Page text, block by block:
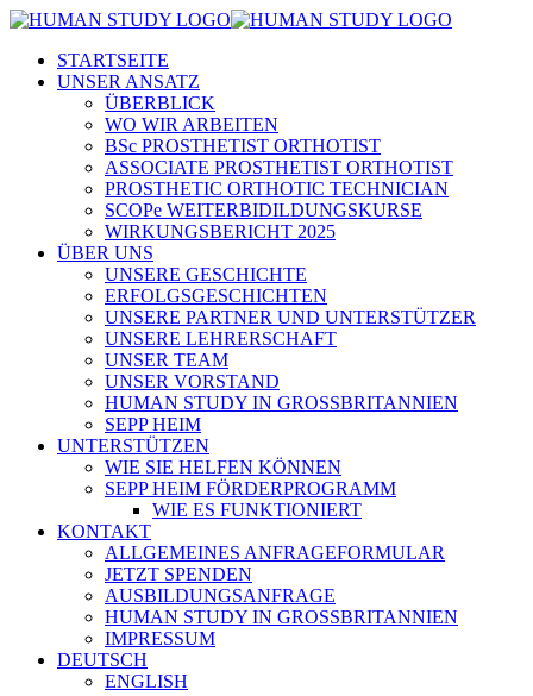
STARTSEITE
UNSER ANSATZ
ÜBERBLICK
WO WIR ARBEITEN
BSc PROSTHETIST ORTHOTIST
ASSOCIATE PROSTHETIST ORTHOTIST
PROSTHETIC ORTHOTIC TECHNICIAN
SCOPe WEITERBIDILDUNGSKURSE
WIRKUNGSBERICHT 2025
ÜBER UNS
UNSERE GESCHICHTE
ERFOLGSGESCHICHTEN
UNSERE PARTNER UND UNTERSTÜTZER
UNSERE LEHRERSCHAFT
UNSER TEAM
UNSER VORSTAND
HUMAN STUDY IN GROSSBRITANNIEN
SEPP HEIM
UNTERSTÜTZEN
WIE SIE HELFEN KÖNNEN
SEPP HEIM FÖRDERPROGRAMM
WIE ES FUNKTIONIERT
KONTAKT
ALLGEMEINES ANFRAGEFORMULAR
JETZT SPENDEN
AUSBILDUNGSANFRAGE
HUMAN STUDY IN GROSSBRITANNIEN
IMPRESSUM
DEUTSCH
ENGLISH